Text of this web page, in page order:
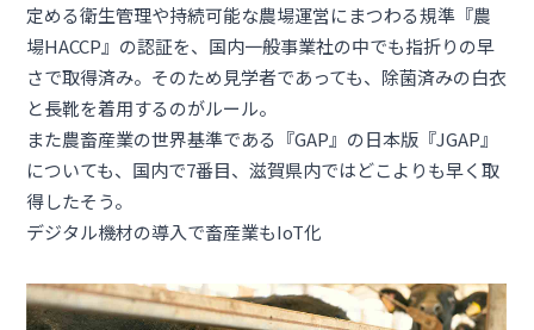
定める衛生管理や持続可能な農場運営にまつわる規準『農
場HACCP』の認証を、国内一般事業社の中でも指折りの早
さで取得済み。そのため見学者であっても、除菌済みの白衣
と長靴を着用するのがルール。
また農畜産業の世界基準である『GAP』の日本版『JGAP』
についても、国内で7番目、滋賀県内ではどこよりも早く取
得したそう。
デジタル機材の導入で畜産業もIoT化